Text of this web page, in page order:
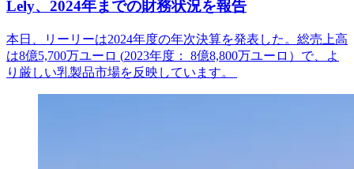
Lely、2024年までの財務状況を報告
本日、リーリーは2024年度の年次決算を発表した。総売上高
は8億5,700万ユーロ (2023年度 ： 8億8,800万ユーロ ） で、よ
り厳しい乳製品市場を反映しています。